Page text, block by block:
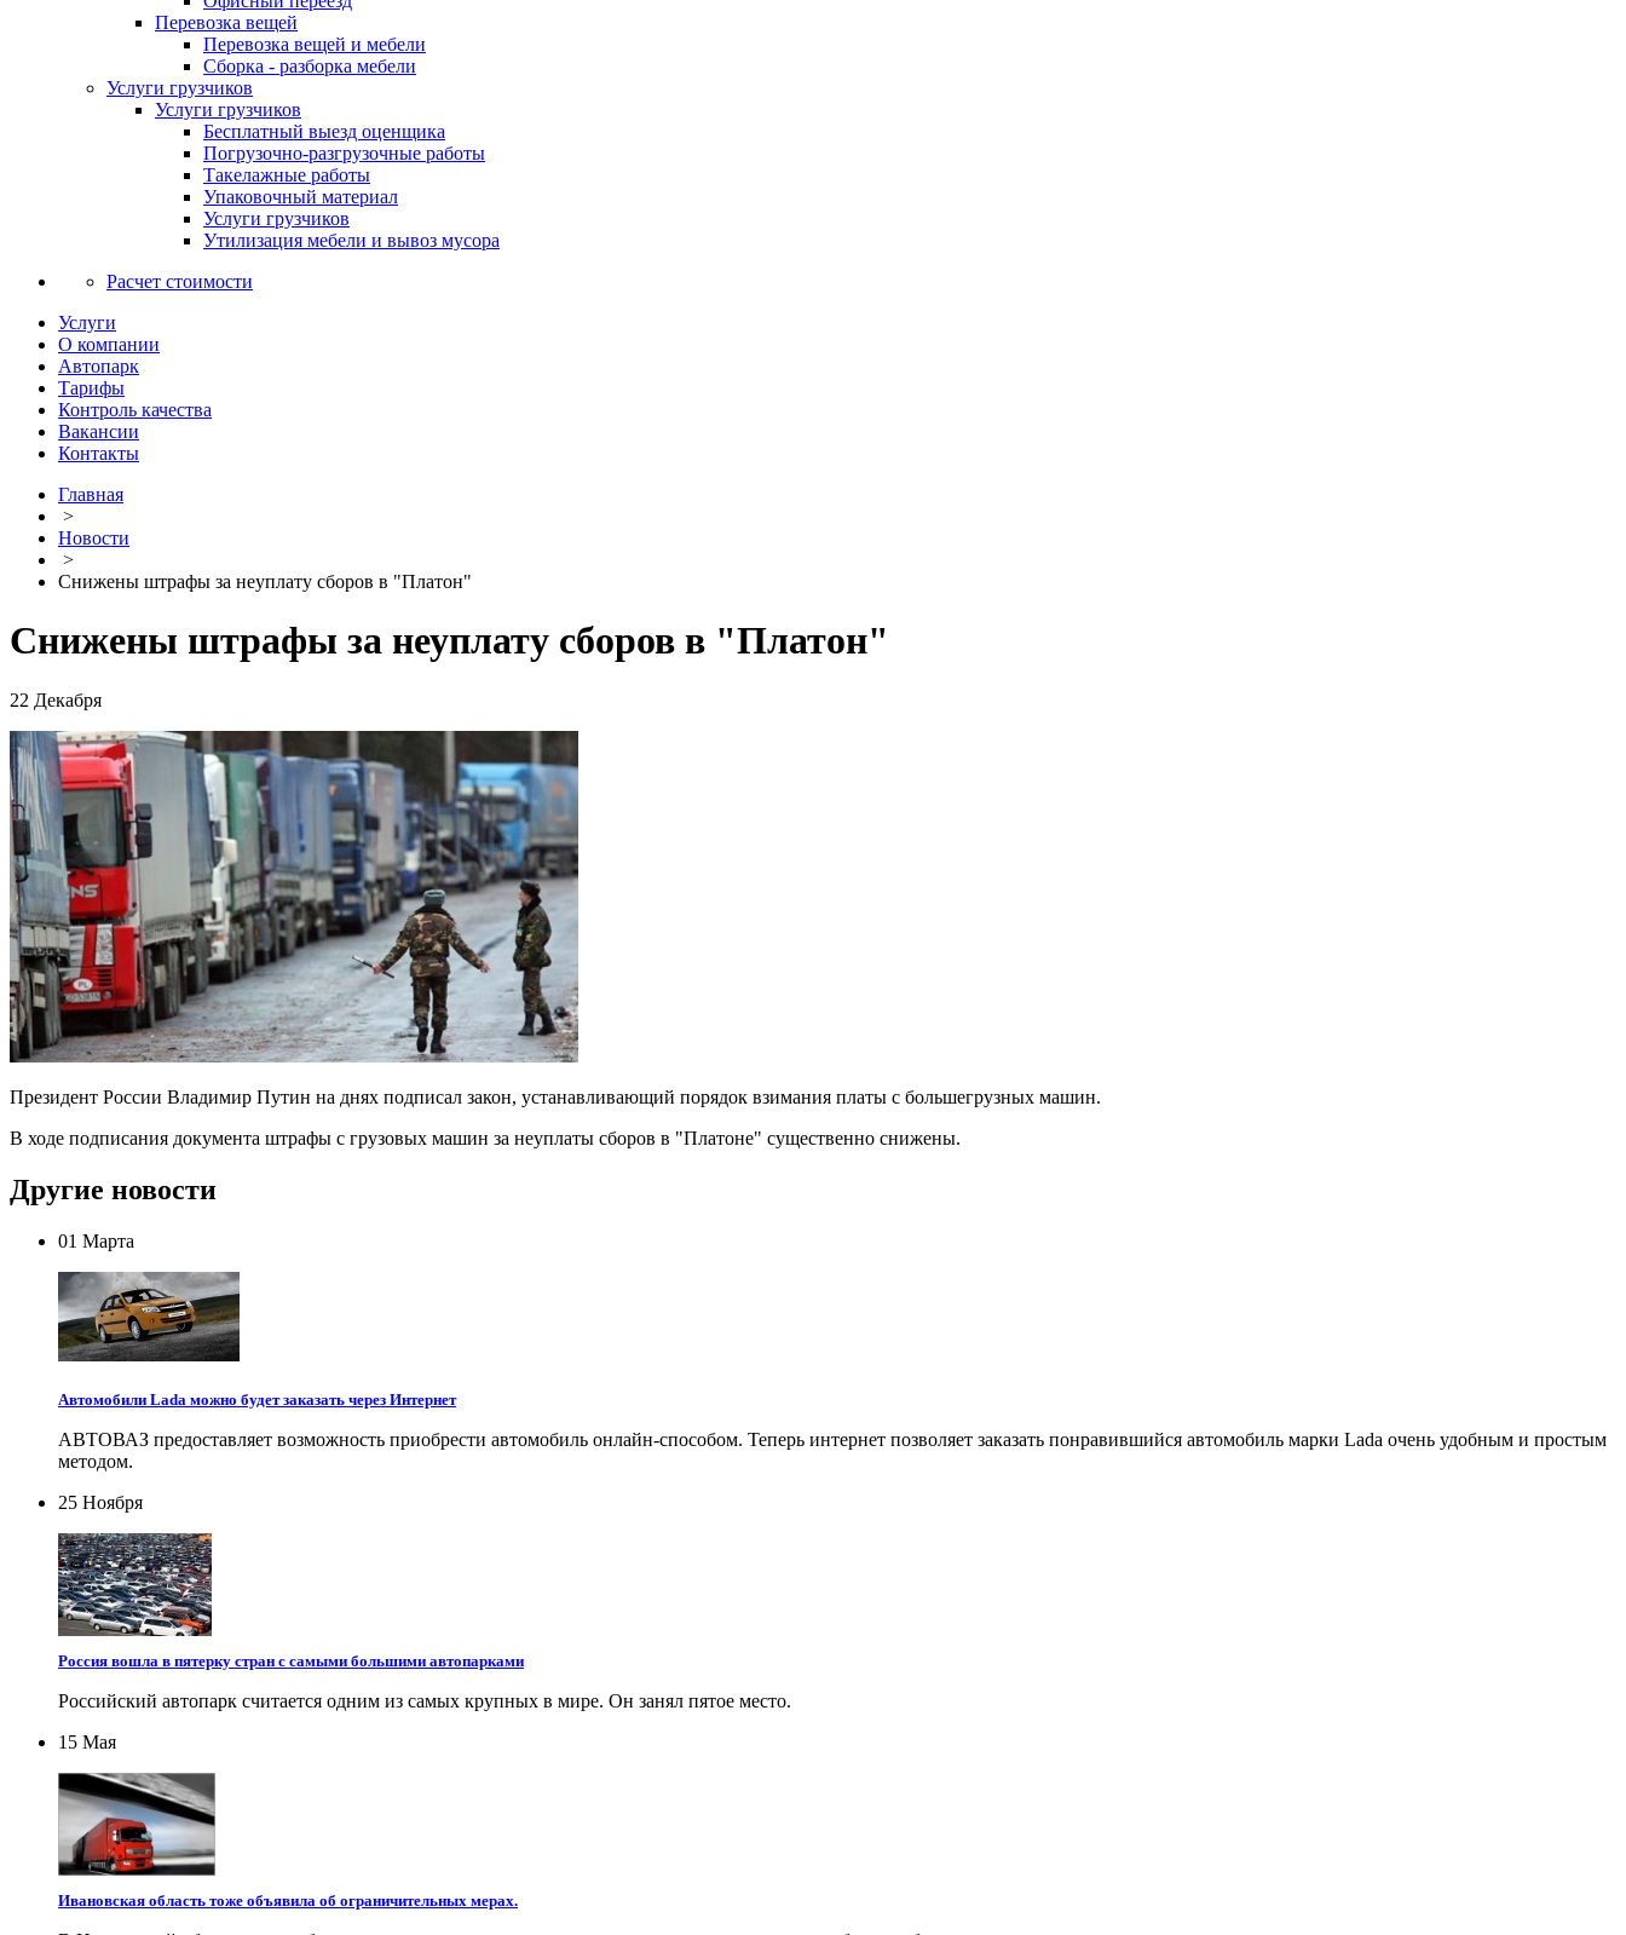
Перевозка вещей
Перевозка вещей и мебели
Сборка - разборка мебели
Услуги грузчиков
Услуги грузчиков
Бесплатный выезд оценщика
Погрузочно-разгрузочные работы
Такелажные работы
Упаковочный материал
Услуги грузчиков
Утилизация мебели и вывоз мусора
Расчет стоимости
Услуги
О компании
Автопарк
Тарифы
Контроль качества
Вакансии
Контакты
Главная
>
Новости
>
Снижены штрафы за неуплату сборов в "Платон"
Снижены штрафы за неуплату сборов в "Платон"
22 Декабря
Президент России Владимир Путин на днях подписал закон, устанавливающий порядок взимания платы с большегрузных машин.
В ходе подписания документа штрафы с грузовых машин за неуплаты сборов в "Платоне" существенно снижены.
Другие новости
01 Марта
Автомобили Lada можно будет заказать через Интернет
АВТОВАЗ предоставляет возможность приобрести автомобиль онлайн-способом. Теперь интернет позволяет заказать понравившийся автомобиль марки Lada очень удобным и простым
методом.
25 Ноября
Россия вошла в пятерку стран с самыми большими автопарками
Российский автопарк считается одним из самых крупных в мире. Он занял пятое место.
15 Мая
Ивановская область тоже объявила об ограничительных мерах.